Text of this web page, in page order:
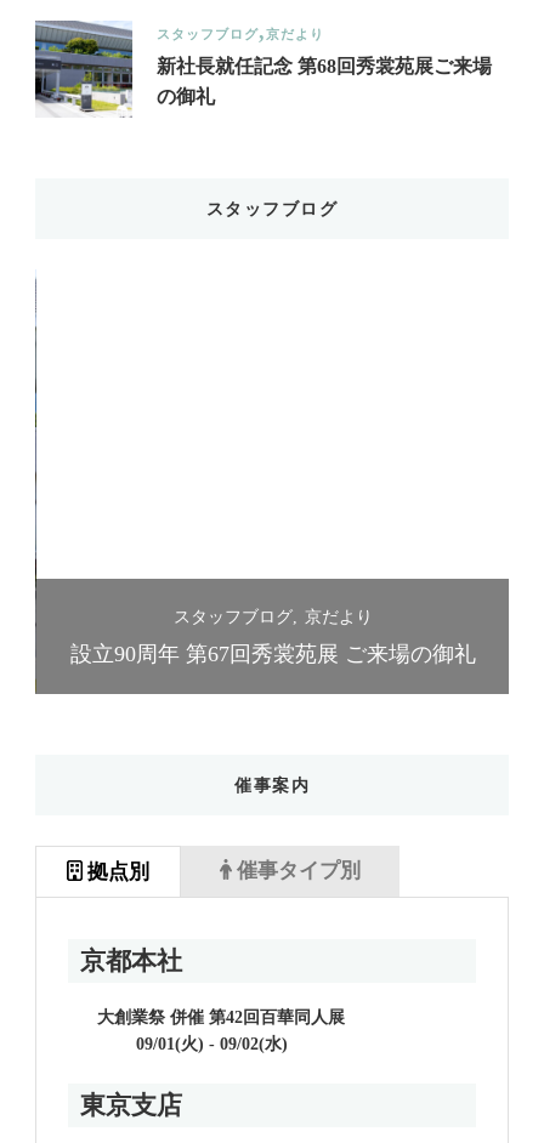
スタッフブログ 京だより
新社長就任記念 第68回秀裳苑展ご来場
の御礼
スタッフブログ
スタッフブログ 京だより
設立90周年 第67回秀裳苑展 ご来場の御礼
催事案内
拠点別
京都本社
大創業祭 併催 第42回百華同人展
09/01(火) - 09/02(水)
東京支店
催事タイプ別